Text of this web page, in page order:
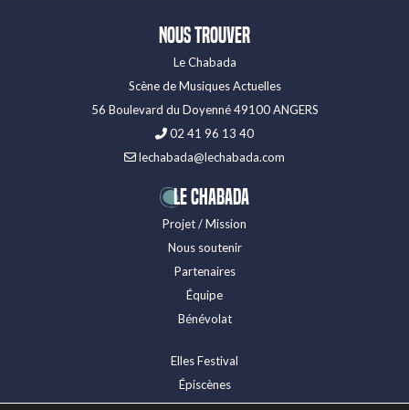
Nous trouver
Le Chabada
Scène de Musiques Actuelles
56 Boulevard du Doyenné 49100 ANGERS
02 41 96 13 40
lechabada@lechabada.com
LE CHABADA
Projet / Mission
Nous soutenir
Partenaires
Équipe
Bénévolat
Elles Festival
Épiscènes